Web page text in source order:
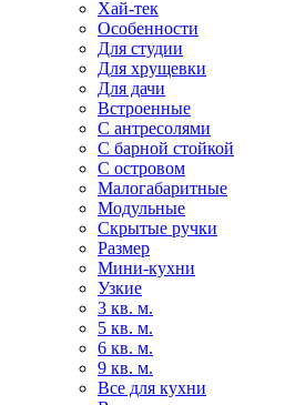
Хай-тек
Особенности
Для студии
Для хрущевки
Для дачи
Встроенные
С антресолями
С барной стойкой
С островом
Малогабаритные
Модульные
Скрытые ручки
Размер
Мини-кухни
Узкие
3 кв. м.
5 кв. м.
6 кв. м.
9 кв. м.
Все для кухни